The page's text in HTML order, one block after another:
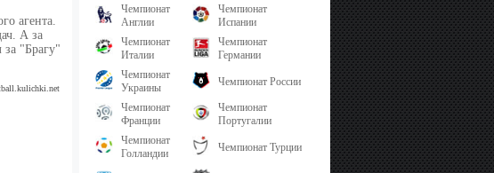
агента.
А за
за "Брагу"
Чемпионат
Англии
Чемпионат
Испании
Чемпионат
Италии
Чемпионат
Германии
Чемпионат
Украины
Чемпионат России
Чемпионат
Франции
Чемпионат
Португалии
Чемпионат
Голландии
Чемпионат Турции